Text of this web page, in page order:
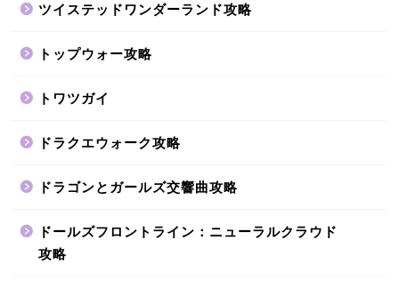
ツイステッドワンダーランド攻略
トップウォー攻略
トワツガイ
ドラクエウォーク攻略
ドラゴンとガールズ交響曲攻略
ドールズフロントライン：ニューラルクラウド
攻略